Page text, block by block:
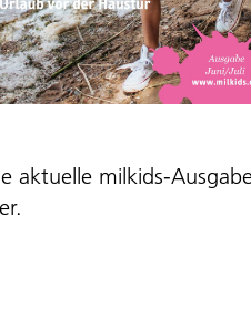
aktuelle milkids-
.